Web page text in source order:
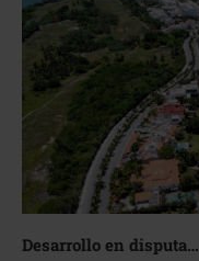
Desarrollo en